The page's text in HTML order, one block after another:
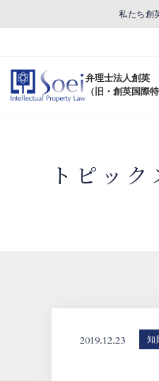
私たち創
弁理士法人創英
（旧・創英国際
トピック
2019.12.23 知